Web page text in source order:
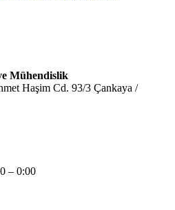
Mühendislik
Haşim Cd. 93/3 Çankaya /
– 0:00